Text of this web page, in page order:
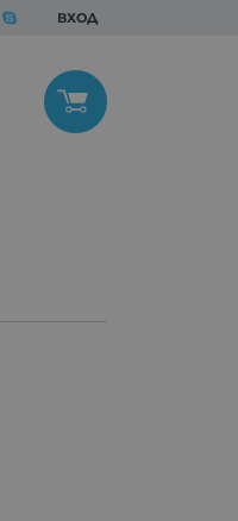
ВХОД